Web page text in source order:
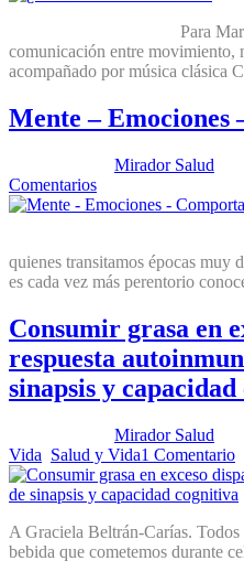
Para Mario Ignisci†:
comunicación entre movimiento,
acompañado por música clásica
Mente – Emociones
Mirador Salud
Comentarios
Dedicado a
quienes transitamos épocas muy
es cada vez más perentorio
Consumir grasa en
respuesta
sinapsis y
Mirador Salud
Vida Salud y Vida1 Comentario
A Graciela Beltrán-Carías.
bebida que cometemos durante